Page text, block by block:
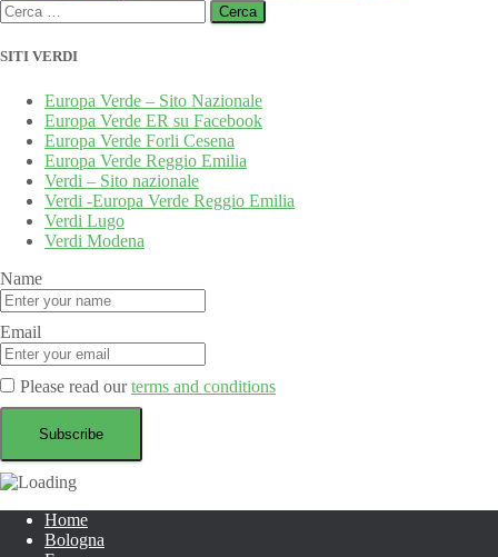
Ricerca
per:
SITI VERDI
Europa Verde – Sito Nazionale
Europa Verde ER su Facebook
Europa Verde Forli Cesena
Europa Verde Reggio Emilia
Verdi – Sito nazionale
Verdi -Europa Verde Reggio Emilia
Verdi Lugo
Verdi Modena
Name
Email
Please read ourterms and conditions
Home
Bologna